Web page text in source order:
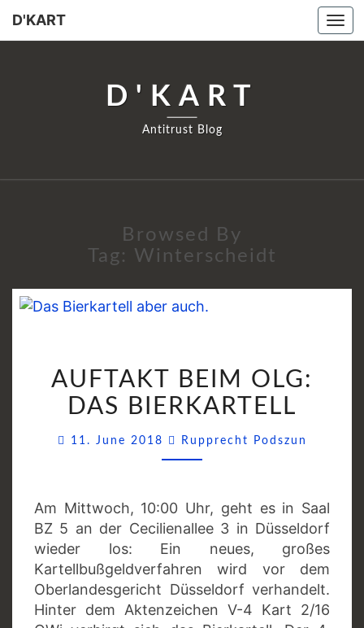
D'KART
D'KART
Antitrust Blog
Browsed By
Tag: Winterscheidt
BEIM
OLG:
BIERKARTELL
AUFTAKT BEIM OLG:
DAS BIERKARTELL
11. June 2018 Rupprecht Podszun
Am Mittwoch, 10:00 Uhr, geht es in Saal
BZ 5 an der Cecilienallee 3 in Düsseldorf
wieder los: Ein neues, großes
Kartellbußgeldverfahren wird vor dem
Oberlandesgericht Düsseldorf verhandelt.
Hinter dem Aktenzeichen V-4 Kart 2/16